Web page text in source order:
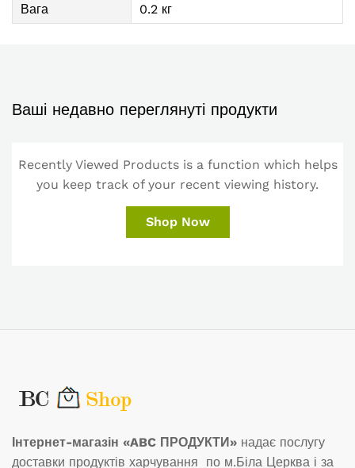
Вага 0.2 кг
Ваші недавно переглянуті продукти
Recently Viewed Products is a function which helps
you keep track of your recent viewing history.
Shop Now
Інтернет-магазін «ABC ПРОДУКТИ» надає послугу
доставки продуктів харчування по м.Біла Церква і за